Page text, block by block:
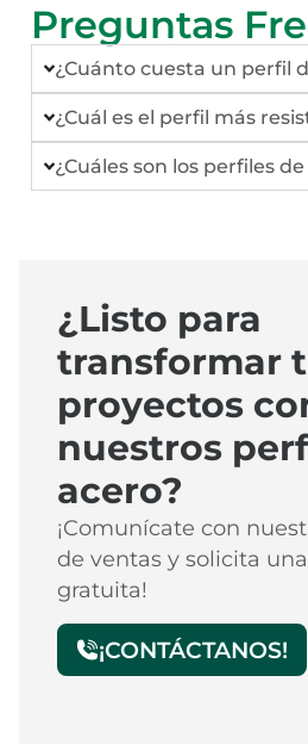
Preguntas
¿Cuánto cuesta un perfil
¿Cuál es el perfil más
¿Cuáles son los perfiles
¿Listo para
transformar
proyectos
nuestros
acero?
¡Comunícate con
de ventas y solicita
gratuita!
¡CONTÁCTANOS!